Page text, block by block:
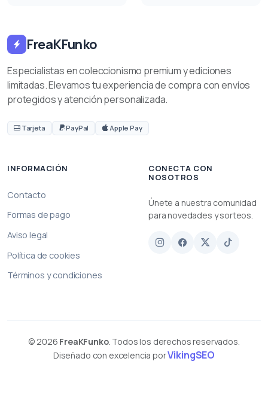
FreaKFunko
Especialistas en coleccionismo premium y ediciones
limitadas. Elevamos tu experiencia de compra con envíos
protegidos y atención personalizada.
Tarjeta PayPal Apple Pay
INFORMACIÓN
Contacto
Formas de pago
Aviso legal
Política de cookies
Términos y condiciones
CONECTA CON
NOSOTROS
Únete a nuestra comunidad
para novedades y sorteos.
© 2026 FreaKFunko. Todos los derechos reservados.
Diseñado con excelencia porVikingSEO